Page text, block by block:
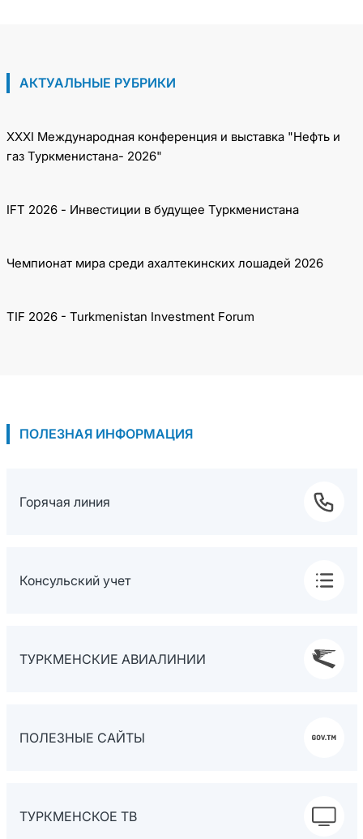
АКТУАЛЬНЫЕ РУБРИКИ
XXXI Международная конференция и выставка "Нефть и
газ Туркменистана- 2026"
IFT 2026 - Инвестиции в будущее Туркменистана
Чемпионат мира среди ахалтекинских лошадей 2026
TIF 2026 - Turkmenistan Investment Forum
ПОЛЕЗНАЯ ИНФОРМАЦИЯ
Горячая линия
Консульский учет
ТУРКМЕНСКИЕ АВИАЛИНИИ
ПОЛЕЗНЫЕ САЙТЫ
ТУРКМЕНСКОЕ ТВ